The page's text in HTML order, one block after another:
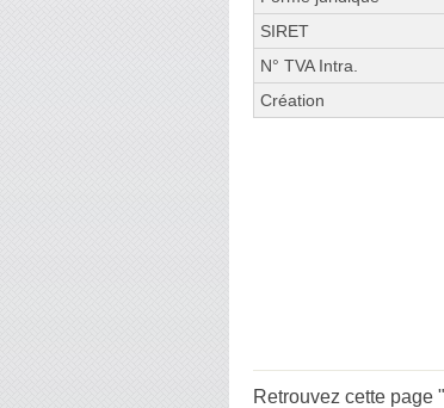
SIRET
N° TVA Intra.
Création
Retrouvez cette page